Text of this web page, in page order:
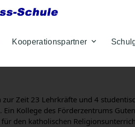
Kooperationspartner
Zeit 23 Lehrkräfte und 4
Kollege des Förderzentrums
den katholischen